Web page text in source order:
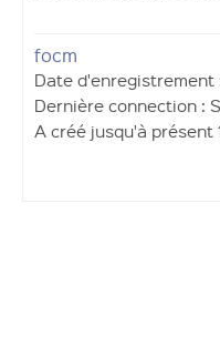
focm
Date d'enregistrement
Dernière connection :
A créé jusqu'à présent